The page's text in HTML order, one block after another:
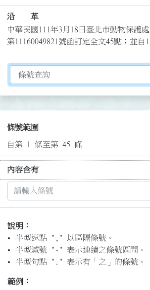
沿 革
中華民國111年3月18日臺北市動物保護
第11160049821號函訂定全文45點；並自
切換選擇法規資訊內容
條號範圍
自第 1 條至第 45 條
內容含有
說明：
半型逗點 "," 以區隔條號。
半型減號 "-" 表示連續之條號區間。
半型句點 "." 表示有「之」的條號。
範例：